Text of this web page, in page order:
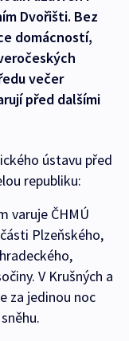
Dvořišti. Bez
domácností,
večer
před dalšími
ústavu před
republiku:
varuje ČHMÚ
Plzeňského,
V Krušných a
za jedinou noc